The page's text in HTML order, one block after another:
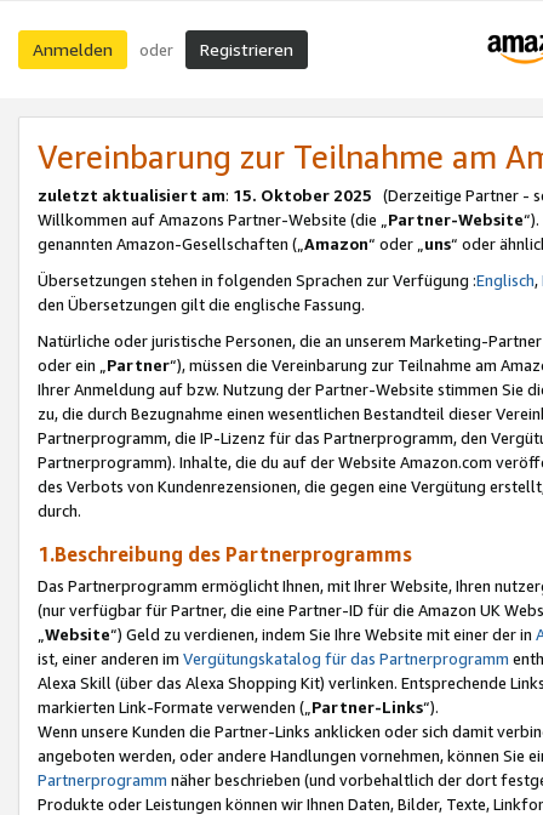
Anmelden oder Registrieren
Vereinbarung zur Teilnahme am
zuletzt aktualisiert am: 15. Oktober 2025 (Derzeitige Partner -
Willkommen auf Amazons Partner-Website (die „Partner-Website
genannten Amazon-Gesellschaften („Amazon“ oder „uns“ oder
Übersetzungen stehen in folgenden Sprachen zur Verfügung :Englisch,
den Übersetzungen gilt die englische Fassung.
Natürliche oder juristische Personen, die an unserem Marketing-
oder ein „Partner“), müssen die Vereinbarung zur Teilnahme am
Ihrer Anmeldung auf bzw. Nutzung der Partner-Website stimmen Sie
zu, die durch Bezugnahme einen wesentlichen Bestandteil dieser
Partnerprogramm, die IP-Lizenz für das Partnerprogramm, den
Partnerprogramm). Inhalte, die du auf der Website Amazon.com
des Verbots von Kundenrezensionen, die gegen eine Vergütung
durch.
1.Beschreibung des Partnerprogramms
Das Partnerprogramm ermöglicht Ihnen, mit Ihrer Website, Ihren
(nur verfügbar für Partner, die eine Partner-ID für die Amazon UK
Website“) Geld zu verdienen, indem Sie Ihre Website mit einer der in
ist, einer anderen im Vergütungskatalog für das Partnerprogramm
Alexa Skill (über das Alexa Shopping Kit) verlinken. Entsprechende
markierten Link-Formate verwenden („ Partner-Links“).
Wenn unsere Kunden die Partner-Links anklicken oder sich damit
angeboten werden, oder andere Handlungen vornehmen, können Sie
Partnerprogramm näher beschrieben (und vorbehaltlich der dort
Produkte oder Leistungen können wir Ihnen Daten, Bilder, Texte,